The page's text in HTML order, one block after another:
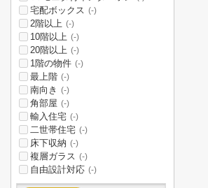
宅配ボックス (-)
2階以上 (-)
10階以上 (-)
20階以上 (-)
1階の物件 (-)
最上階 (-)
南向き (-)
角部屋 (-)
輸入住宅 (-)
二世帯住宅 (-)
床下収納 (-)
複層ガラス (-)
自由設計対応 (-)